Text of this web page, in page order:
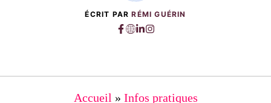
ÉCRIT PARRÉMI GUÉRIN
Accueil » Infos pratiques